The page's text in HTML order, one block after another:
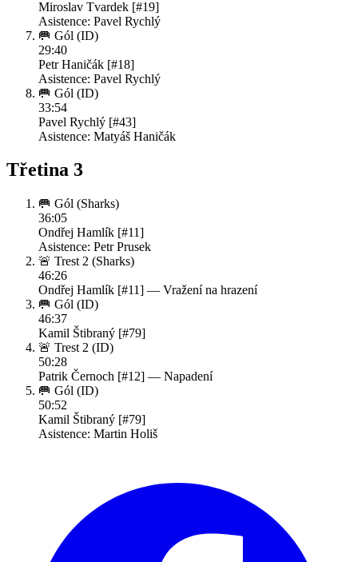
Miroslav Tvardek [#19]
Asistence: Pavel Rychlý
🥅 Gól (ID)
29:40
Petr Haničák [#18]
Asistence: Pavel Rychlý
🥅 Gól (ID)
33:54
Pavel Rychlý [#43]
Asistence: Matyáš Haničák
Třetina 3
🥅 Gól (Sharks)
36:05
Ondřej Hamlík [#11]
Asistence: Petr Prusek
🚨 Trest 2 (Sharks)
46:26
Ondřej Hamlík [#11] — Vražení na hrazení
🥅 Gól (ID)
46:37
Kamil Štibraný [#79]
🚨 Trest 2 (ID)
50:28
Patrik Černoch [#12] — Napadení
🥅 Gól (ID)
50:52
Kamil Štibraný [#79]
Asistence: Martin Holiš